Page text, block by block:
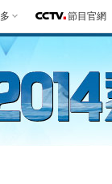
節目官網